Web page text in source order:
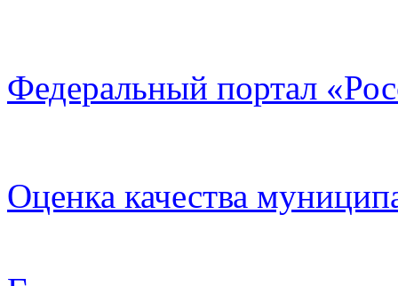
Федеральный портал
Оценка качества